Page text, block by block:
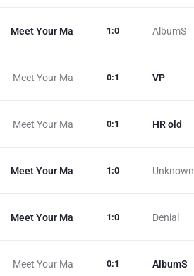
Meet Your Ma AlbumS
1 :0
Meet Your Ma VP
0:1
Meet Your Ma HR old
0:1
Meet Your Ma Unknown
1 :0
Meet Your Ma Denial
1 :0
Meet Your Ma AlbumS
0:1